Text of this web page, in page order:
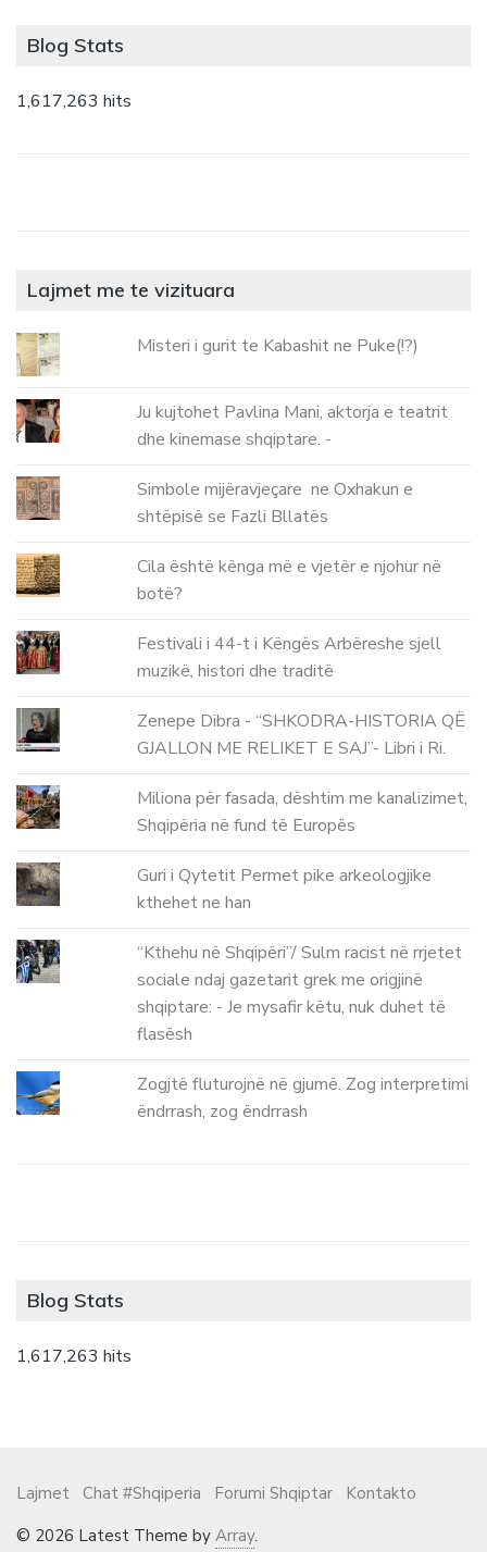
Blog Stats
1,617,263 hits
Lajmet me te vizituara
Misteri i gurit te Kabashit ne Puke(!?)
Ju kujtohet Pavlina Mani, aktorja e teatrit
dhe kinemase shqiptare. -
Simbole mijëravjeçare ne Oxhakun e
shtëpisë se Fazli Bllatës
Cila është kënga më e vjetër e njohur në
botë?
Festivali i 44-t i Këngës Arbëreshe sjell
muzikë, histori dhe traditë
Zenepe Dibra - “SHKODRA-HISTORIA QË
GJALLON ME RELIKET E SAJ”- Libri i Ri.
Miliona për fasada, dështim me kanalizimet,
Shqipëria në fund të Europës
Guri i Qytetit Permet pike arkeologjike
kthehet ne han
“Kthehu në Shqipëri”/ Sulm racist në rrjetet
sociale ndaj gazetarit grek me origjinë
shqiptare: - Je mysafir këtu, nuk duhet të
flasësh
Zogjtë fluturojnë në gjumë. Zog interpretimi
ëndrrash, zog ëndrrash
Blog Stats
1,617,263 hits
Lajmet Chat #Shqiperia Forumi Shqiptar
Kontakto
© 2026 Latest Theme by Array.